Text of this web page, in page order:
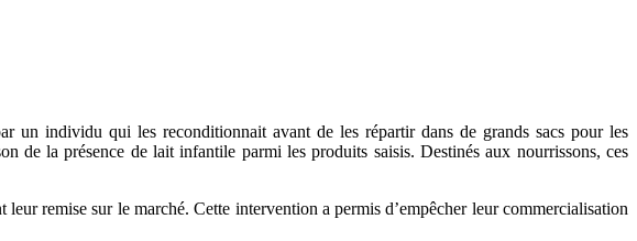
un individu qui les reconditionnait avant de les répartir dans de grands sacs pour les
de la présence de lait infantile parmi les produits saisis. Destinés aux nourrissons, ces
remise sur le marché. Cette intervention a permis d’empêcher leur commercialisation